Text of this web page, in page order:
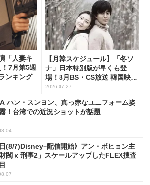
「人妻キ
7月第5週
ンキング
【月韓スケジュール】「冬ソ
ナ」日本特別版が早くも登
場！8月BS・CS放送 韓国映画
(全109選)
2026.07.27
ハン・スンヨン、真っ赤なユニフォーム姿
！台湾での近況ショットが話題
日(8/7)Disney+配信開始》アン・ボヒョン主
閥 x 刑事2」スケールアップしたFLEX捜査